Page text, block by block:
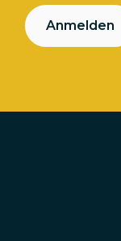
Anmelden